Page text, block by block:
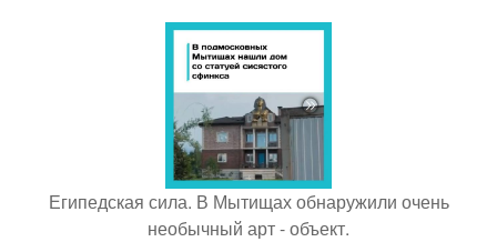
Египедская сила. В Мытищах обнаружили очень
необычный арт - объект.